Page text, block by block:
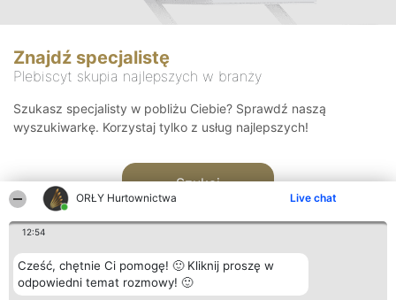
ORŁY Hurtownictwa Live chat
12:54
Cześć, chętnie Ci pomogę! 🙂 Kliknij proszę w
odpowiedni temat rozmowy! 🙂
Znajdź specjalistę
Plebiscyt skupia najlepszych w branży
Szukasz specjalisty w pobliżu Ciebie? Sprawdź naszą
wyszukiwarkę. Korzystaj tylko z usług najlepszych!
Szukaj